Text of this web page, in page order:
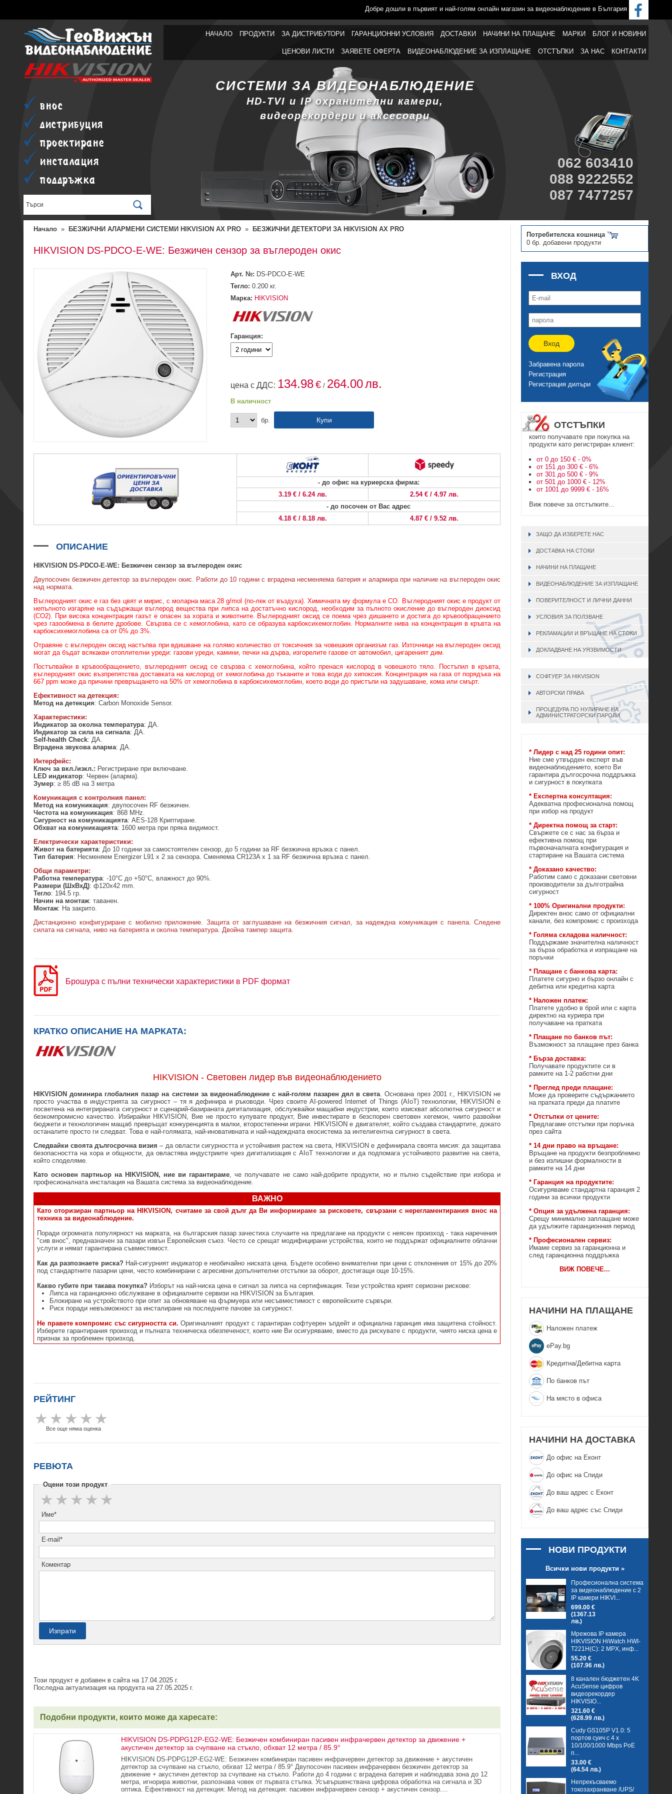
Добре дошли в първият и най-голям онлайн магазин за видеонаблюдение в България
внос
дистрибуция
проектиране
инсталация
поддръжка
НАЧАЛО ПРОДУКТИ ЗА ДИСТРИБУТОРИ ГАРАНЦИОННИ УСЛОВИЯ ДОСТАВКИ НАЧИНИ НА ПЛАЩАНЕ МАРКИ БЛОГ И НОВИНИ
ЦЕНОВИ ЛИСТИ ЗАЯВЕТЕ ОФЕРТА ВИДЕОНАБЛЮДЕНИЕ ЗА ИЗПЛАЩАНЕ ОТСТЪПКИ ЗА НАС КОНТАКТИ
СИСТЕМИ ЗА ВИДЕОНАБЛЮДЕНИЕ
HD-TVI и IP охранителни камери,
видеорекордери и аксесоари
062 603410
088 9222552
087 7477257
Начало » БЕЗЖИЧНИ АЛАРМЕНИ СИСТЕМИ HIKVISION AX PRO » БЕЗЖИЧНИ ДЕТЕКТОРИ ЗА HIKVISION AX PRO
HIKVISION DS-PDCO-E-WE: Безжичен сензор за въглероден окис
Арт. №: DS-PDCO-E-WE
Тегло: 0.200 кг.
Марка: HIKVISION
Гаранция:
цена с ДДС: 134.98€ / 264.00лв.
В наличност
бр.
- до офис на куриерска фирма:
3.19 € / 6.24 лв.
2.54 € / 4.97 лв.
- до посочен от Вас адрес
4.18 € / 8.18 лв.
4.87 € / 9.52 лв.
ОПИСАНИЕ
HIKVISION DS-PDCO-E-WE: Безжичен сензор за въглероден окис
Двупосочен безжичен детектор за въглероден окис. Работи до 10 години с вградена несменяема батерия и алармира при наличие на въглероден окис
над нормата.
Въглеродният окис е газ без цвят и мирис, с моларна маса 28 g/mol (по-лек от въздуха). Химичната му формула е CO. Въглеродният окис е продукт от
непълното изгаряне на съдържащи въглерод вещества при липса на достатъчно кислород, необходим за пълното окисление до въглероден диоксид
(CO2). При висока концентрация газът е опасен за хората и животните. Въглеродният оксид се поема чрез дишането и достига до кръвообращението
чрез газообмена в белите дробове. Свързва се с хемоглобина, като се образува карбоксихемоглобин. Нормалните нива на концентрация в кръвта на
карбоксихемоглобина са от 0% до 3%.
Отравяне с въглероден оксид настъпва при вдишване на голямо количество от токсичния за човешкия организъм газ. Източници на въглероден оксид
могат да бъдат всякакви отоплителни уреди: газови уреди, камини, печки на дърва, изгорелите газове от автомобил, цигареният дим.
Постъпвайки в кръвообращението, въглеродният оксид се свързва с хемоглобина, който пренася кислород в човешкото тяло. Постъпил в кръвта,
въглеродният окис възпрепятства доставката на кислород от хемоглобина до тъканите и това води до хипоксия. Концентрация на газа от порядъка на
667 ppm може да причини превръщането на 50% от хемоглобина в карбоксихемоглобин, което води до пристъпи на задушаване, кома или смърт.
Ефективност на детекция:
Метод на детекция: Carbon Monoxide Sensor.
Характеристики:
Индикатор за околна температура: ДА.
Индикатор за сила на сигнала: ДА.
Self-health Check: ДА.
Вградена звукова аларма: ДА.
Интерфейс:
Ключ за вкл./изкл.: Регистриране при включване.
LED индикатор: Червен (аларма).
Зумер: ≥ 85 dB на 3 метра
Комуникация с контролния панел:
Метод на комуникация: двупосочен RF безжичен.
Честота на комуникация: 868 MHz.
Сигурност на комуникацията: AES-128 Криптиране.
Обхват на комуникацията: 1600 метра при пряка видимост.
Електрически характеристики:
Живот на батерията: До 10 години за самостоятелен сензор, до 5 години за RF безжична връзка с панел.
Тип батерия: Несменяем Energizer L91 x 2 за сензора. Сменяема CR123A x 1 за RF безжична връзка с панел.
Общи параметри:
Работна температура: -10°C до +50°C, влажност до 90%.
Размери (ШxВxД): ф120x42 mm.
Тегло: 194.5 гр.
Начин на монтаж: таванен.
Монтаж: На закрито.
Дистанционно конфигуриране с мобилно приложение. Защита от заглушаване на безжичния сигнал, за надеждна комуникация с панела. Следене
силата на сигнала, ниво на батерията и околна температура. Двойна тампер защита.
Брошура с пълни технически характеристики в PDF формат
КРАТКО ОПИСАНИЕ НА МАРКАТА:
HIKVISION - Световен лидер във видеонаблюдението
HIKVISION доминира глобалния пазар на системи за видеонаблюдение с най-голям пазарен дял в света. Основана през 2001 г., HIKVISION не
просто участва в индустрията за сигурност – тя я дефинира и ръководи. Чрез своите AI-powered Internet of Things (AIoT) технологии, HIKVISION е
посветена на интегрираната сигурност и сценарий-базираната дигитализация, обслужвайки мащабни индустрии, които изискват абсолютна сигурност и
безкомпромисно качество. Избирайки HIKVISION, Вие не просто купувате продукт, Вие инвестирате в безспорен световен хегемон, чиито развойни
бюджети и технологичен мащаб превръщат конкуренцията в малки, второстепенни играчи. HIKVISION е двигателят, който създава стандартите, докато
останалите просто ги следват. Това е най-голямата, най-иновативната и най-надеждната екосистема за интелигентна сигурност в света.
Следвайки своята дългосрочна визия – да овласти сигурността и устойчивия растеж на света, HIKVISION е дефинирала своята мисия: да защитава
безопасността на хора и общности, да овластява индустриите чрез дигитализация с AIoT технологии и да подпомага устойчивото развитие на света,
който споделяме.
Като основен партньор на HIKVISION, ние ви гарантираме, че получавате не само най-добрите продукти, но и пълно съдействие при избора и
професионалната инсталация на Вашата система за видеонаблюдение.
ВАЖНО
Като оторизиран партньор на HIKVISION, считаме за свой дълг да Ви информираме за рисковете, свързани с нерегламентирания внос на
техника за видеонаблюдение.
Поради огромната популярност на марката, на българския пазар зачестиха случаите на предлагане на продукти с неясен произход - така наречения
"сив внос", предназначен за пазари извън Европейския съюз. Често се срещат модифицирани устройства, които не поддържат официалните облачни
услуги и нямат гарантирана съвместимост.
Как да разпознаете риска?Най-сигурният индикатор е необичайно ниската цена. Бъдете особено внимателни при цени с отклонения от 15% до 20%
под стандартните пазарни цени, често комбинирани с агресивни допълнителни отстъпки за оборот, достигащи още 10-15%.
Какво губите при такава покупка? Изборът на най-ниска цена е сигнал за липса на сертификация. Тези устройства крият сериозни рискове:
Липса на гаранционно обслужване в официалните сервизи на HIKVISION за България.
Блокиране на устройството при опит за обновяване на фърмуера или несъвместимост с европейските сървъри.
Риск поради невъзможност за инсталиране на последните пачове за сигурност.
Не правете компромис със сигурността си. Оригиналният продукт с гарантиран софтуерен ъпдейт и официална гаранция има защитена стойност.
Изберете гарантирания произход и пълната техническа обезпеченост, които ние Ви осигуряваме, вместо да рискувате с продукти, чиято ниска цена е
признак за проблемен произход.
РЕЙТИНГ
Все още няма оценка
РЕВЮТА
Оцени този продукт
Име*
E-mail*
Коментар
Изпрати
Този продукт е добавен в сайта на 17.04.2025 г.
Последна актуализация на продукта на 27.05.2025 г.
Подобни продукти, които може да харесате:
HIKVISION DS-PDPG12P-EG2-WE: Безжичен комбиниран пасивен инфрачервен детектор за движение +
акустичен детектор за счупване на стъкло, обхват 12 метра / 85.9°
HIKVISION DS-PDPG12P-EG2-WE: Безжичен комбиниран пасивен инфрачервен детектор за движение + акустичен
детектор за счупване на стъкло, обхват 12 метра / 85.9° Двупосочен пасивен инфрачервен безжичен детектор за
движение + акустичен детектор за счупване на стъкло. Работи до 4 години с вградена батерия и наблюдава зона до 12
метра, игнорира животни, разпознава човек от първата стъпка. Усъвършенствана цифрова обработка на сигнала и 3D
оптика. Ефективност на детекция: Метод на детекция: пасивен инфрачервен сензор + акустичен сензор....
Потребителска кошница
0 бр. добавени продукти
ВХОД
Вход
Забравена парола
Регистрация
Регистрация дилъри
ОТСТЪПКИ
които получавате при покупка на
продукти като регистриран клиент:
от 0 до 150 € - 0%
от 151 до 300 € - 6%
от 301 до 500 € - 9%
от 501 до 1000 € - 12%
от 1001 до 9999 € - 16%
Виж повече за отстъпките...
ЗАЩО ДА ИЗБЕРЕТЕ НАС
ДОСТАВКА НА СТОКИ
НАЧИНИ НА ПЛАЩАНЕ
ВИДЕОНАБЛЮДЕНИЕ ЗА ИЗПЛАЩАНЕ
ПОВЕРИТЕЛНОСТ И ЛИЧНИ ДАННИ
УСЛОВИЯ ЗА ПОЛЗВАНЕ
РЕКЛАМАЦИИ И ВРЪЩАНЕ НА СТОКИ
ДОКЛАДВАНЕ НА УЯЗВИМОСТИ
СОФТУЕР ЗА HIKVISION
АВТОРСКИ ПРАВА
ПРОЦЕДУРА ПО НУЛИРАНЕ НА
АДМИНИСТРАТОРСКИ ПАРОЛИ
* Лидер с над 25 години опит:
Ние сме утвърден експерт във
видеонаблюдението, което Ви
гарантира дългосрочна поддръжка
и сигурност в покупката
* Експертна консултация:
Адекватна професионална помощ
при избор на продукт
* Директна помощ за старт:
Свържете се с нас за бърза и
ефективна помощ при
първоначалната конфигурация и
стартиране на Вашата система
* Доказано качество:
Работим само с доказани световни
производители за дълготрайна
сигурност
* 100% Оригинални продукти:
Директен внос само от официални
канали, без компромис с произхода
* Голяма складова наличност:
Поддържаме значителна наличност
за бърза обработка и изпращане на
поръчки
* Плащане с банкова карта:
Платете сигурно и бързо онлайн с
дебитна или кредитна карта
* Наложен платеж:
Платете удобно в брой или с карта
директно на куриера при
получаване на пратката
* Плащане по банков път:
Възможност за плащане през банка
* Бърза доставка:
Получавате продуктите си в
рамките на 1-2 работни дни
* Преглед преди плащане:
Може да проверите съдържанието
на пратката преди да платите
* Отстъпки от цените:
Предлагаме отстъпки при поръчка
през сайта
* 14 дни право на връщане:
Връщане на продукти безпроблемно
и без излишни формалности в
рамките на 14 дни
* Гаранция на продуктите:
Осигуряваме стандартна гаранция 2
години за всички продукти
* Опция за удължена гаранция:
Срещу минимално заплащане може
да удължите гаранционния период
* Професионален сервиз:
Имаме сервиз за гаранционна и
след гаранционна поддръжка
ВИЖ ПОВЕЧЕ...
НАЧИНИ НА ПЛАЩАНЕ
Наложен платеж
еPay.bg
Кредитна/Дебитна карта
По банков път
На място в офиса
НАЧИНИ НА ДОСТАВКА
До офис на Еконт
До офис на Спиди
До ваш адрес с Еконт
До ваш адрес със Спиди
НОВИ ПРОДУКТИ
Всички нови продукти »
Професионална система
за видеонаблюдение с 2
IP камери HIKVI...
699.00 €
(1367.13
лв.)
Мрежова IP камера
HIKVISION HiWatch HWI-
T221H(C): 2 MPX, инф...
55.20 €
(107.96 лв.)
8 канален бюджетен 4K
AcuSense цифров
видеорекордер
HIKVISIO...
321.60 €
(628.99 лв.)
Cudy GS105P V1.0: 5
портов суич с 4 x
10/100/1000 Mbps PoE
п...
33.00 €
(64.54 лв.)
Непрекъсваемо
токозахранване /UPS/